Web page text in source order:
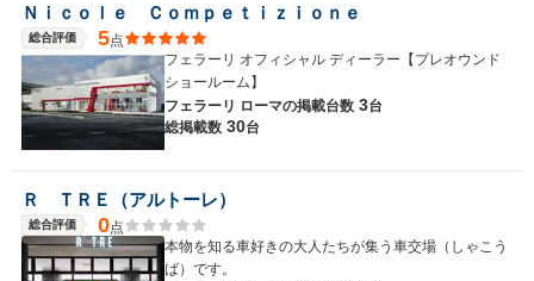
Ｎｉｃｏｌｅ Ｃｏｍｐｅｔｉｚｉｏｎｅ
総合評価 5点
フェラーリ オフィシャル ディーラー【プレオウンド
ショールーム】
フェラーリ ローマの掲載台数 3台
総掲載数 30台
Ｒ ＴＲＥ（アルトーレ）
総合評価 0点
本物を知る車好きの大人たちが集う車交場（しゃこう
ば）です。